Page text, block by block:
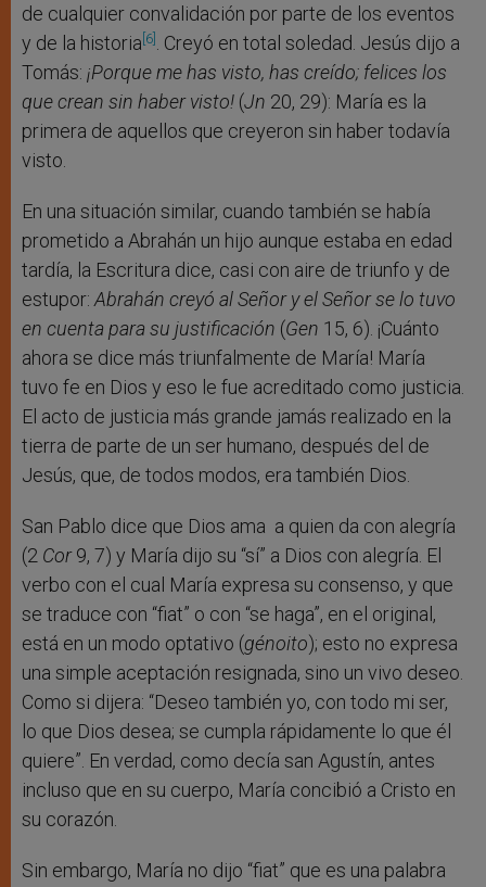
de cualquier convalidación por parte de los eventos
y de la historia[6]. Creyó en total soledad. Jesús dijo a
Tomás: ¡Porque me has visto, has creído; felices los
que crean sin haber visto! (Jn 20, 29): María es la
primera de aquellos que creyeron sin haber todavía
visto.
En una situación similar, cuando también se había
prometido a Abrahán un hijo aunque estaba en edad
tardía, la Escritura dice, casi con aire de triunfo y de
estupor:Abrahán creyó al Señor y el Señor se lo tuvo
en cuenta para su justificación (Gen 15, 6). ¡Cuánto
ahora se dice más triunfalmente de María! María
tuvo fe en Dios y eso le fue acreditado como justicia.
El acto de justicia más grande jamás realizado en la
tierra de parte de un ser humano, después del de
Jesús, que, de todos modos, era también Dios.
San Pablo dice que Dios ama a quien da con alegría
(2 Cor9, 7) y María dijo su “sí” a Dios con alegría. El
verbo con el cual María expresa su consenso, y que
se traduce con “fiat” o con “se haga”, en el original,
está en un modo optativo (génoito); esto no expresa
una simple aceptación resignada, sino un vivo deseo.
Como si dijera: “Deseo también yo, con todo mi ser,
lo que Dios desea; se cumpla rápidamente lo que él
quiere”. En verdad, como decía san Agustín, antes
incluso que en su cuerpo, María concibió a Cristo en
su corazón.
Sin embargo, María no dijo “fiat” que es una palabra